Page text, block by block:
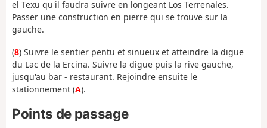
el Texu qu'il faudra suivre en longeant Los Terrenales.
Passer une construction en pierre qui se trouve sur la
gauche.
(8) Suivre le sentier pentu et sinueux et atteindre la digue
du Lac de la Ercina. Suivre la digue puis la rive gauche,
jusqu'au bar - restaurant. Rejoindre ensuite le
stationnement (A).
Points de passage